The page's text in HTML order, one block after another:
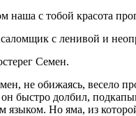
с тобой красота
с ленивой и
Семен.
не обижаясь, весело
быстро долбил,
языком. Но яма, из